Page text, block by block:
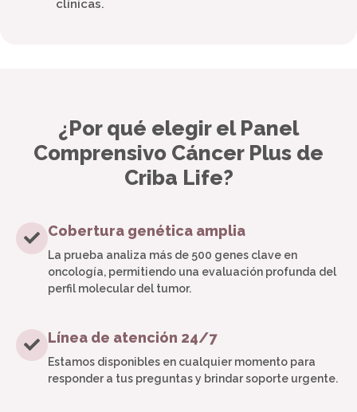
clínicas.
¿Por qué elegir el Panel
Comprensivo Cáncer Plus de
Criba Life?
Cobertura genética amplia
La prueba analiza más de 500 genes clave en
oncología, permitiendo una evaluación profunda del
perfil molecular del tumor.
Línea de atención 24/7
Estamos disponibles en cualquier momento para
responder a tus preguntas y brindar soporte urgente.